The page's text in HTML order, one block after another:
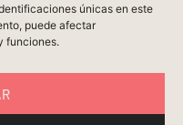
únicas en este
puede afectar
funciones.